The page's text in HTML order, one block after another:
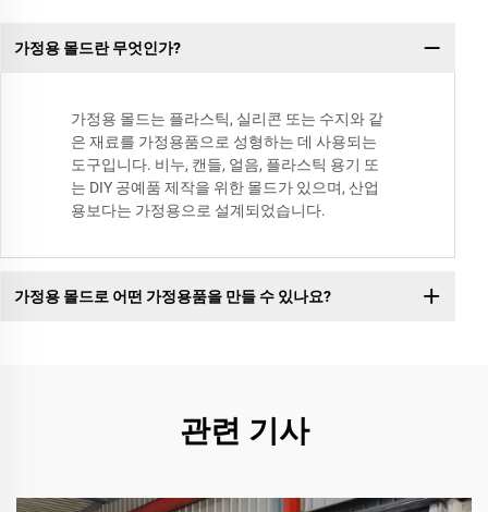
가정용 몰드란 무엇인가?
가정용 몰드는 플라스틱, 실리콘 또는 수지와 같
은 재료를 가정용품으로 성형하는 데 사용되는
도구입니다. 비누, 캔들, 얼음, 플라스틱 용기 또
는 DIY 공예품 제작을 위한 몰드가 있으며, 산업
용보다는 가정용으로 설계되었습니다.
가정용 몰드로 어떤 가정용품을 만들 수 있나요?
관련 기사